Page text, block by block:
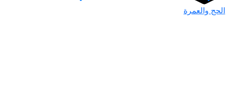
الحج والعمرة